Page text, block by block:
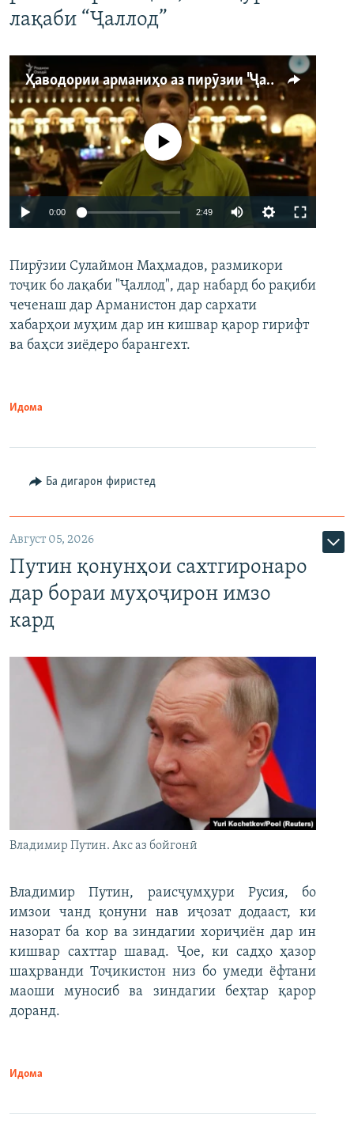
лақаби “Ҷаллод”
Ҳаводории арманиҳо аз пирӯзии "Ҷаллод"-и тоҷик
Auto 240p 360p 480p
720p 1080p
Феълан кор намекунад
0:00 2:49
360p
480p
Пирӯзии Сулаймон Маҳмадов, размикори
тоҷик бо лақаби "Ҷаллод", дар набард бо рақиби
чеченаш дар Арманистон дар сархати
хабарҳои муҳим дар ин кишвар қарор гирифт
ва баҳси зиёдеро барангехт.
Идома
Ба дигарон фиристед
Август 05, 2026
Путин қонунҳои сахтгиронаро
дар бораи муҳоҷирон имзо
кард
Владимир Путин. Акс аз бойгонӣ
Владимир Путин, раисҷумҳури Русия, бо
имзои чанд қонуни нав иҷозат додааст, ки
назорат ба кор ва зиндагии хориҷиён дар ин
кишвар сахттар шавад. Ҷое, ки садҳо ҳазор
шаҳрванди Тоҷикистон низ бо умеди ёфтани
маоши муносиб ва зиндагии беҳтар қарор
доранд.
Идома